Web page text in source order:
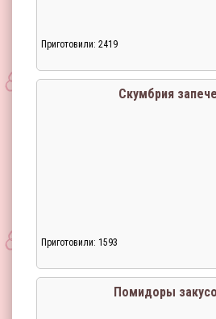
Приготовили: 2419
Скумбрия
Приготовили: 1593
Помидоры